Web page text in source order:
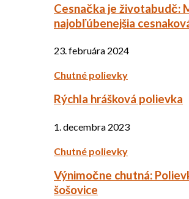
Cesnačka je životabudč:
najobľúbenejšia
23. februára 2024
Chutné polievky
Rýchla hrášková polievka
1. decembra 2023
Chutné polievky
Výnimočne chutná:
šošovice